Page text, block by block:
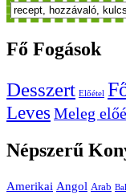
Fő Fogások
Desszert Előétel
Leves Meleg
Népszerű
Amerikai Angol Arab